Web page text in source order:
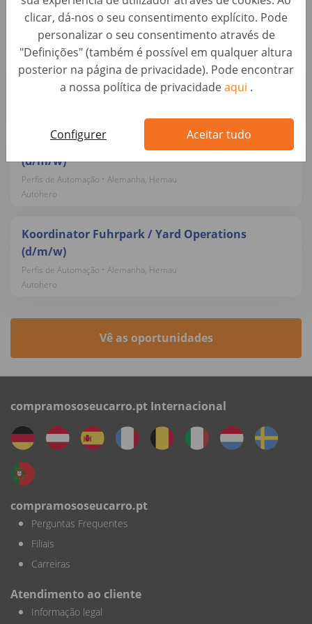
clicar, dá-nos o seu consentimento explícito. Pode
personalizar o seu consentimento através de
"Definições" (também é possível em qualquer altura
posterior na página de privacidade). Pode encontrar
a nossa política de privacidadeaqui .
Configurer Aceitar tudo
Perfis de Automação • Alemanha, Hemau
Autohero
Hilfskraft Reifenlogistik (d/m/w)
Perfis de Automação • Alemanha, Hemau
Leiter Standort Fahrzeuglogistik / Yard Manager
(d/m/w)
Perfis de Automação • Alemanha, Hemau
Autohero
Koordinator Fuhrpark / Yard Operations
(d/m/w)
Perfis de Automação • Alemanha, Hemau
Autohero
Vê as oportunidades
compramososeucarro.pt Internacional
compramososeucarro.pt
Perguntas Frequentes
Filiais
Carreiras
Atendimento ao cliente
Informação legal